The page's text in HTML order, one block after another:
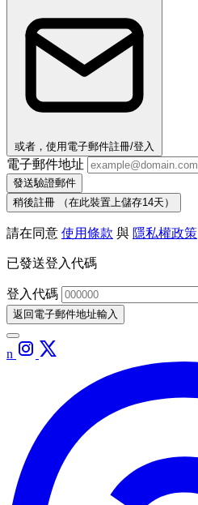
或者，使用電子郵件註冊/登入
電子郵件地址
發送驗證郵件
稍後註冊
（在此裝置上儲存14天）
請在同意 使用條款 與 隱私權政策
已發送登入代碼
登入代碼
返回電子郵件地址輸入
n